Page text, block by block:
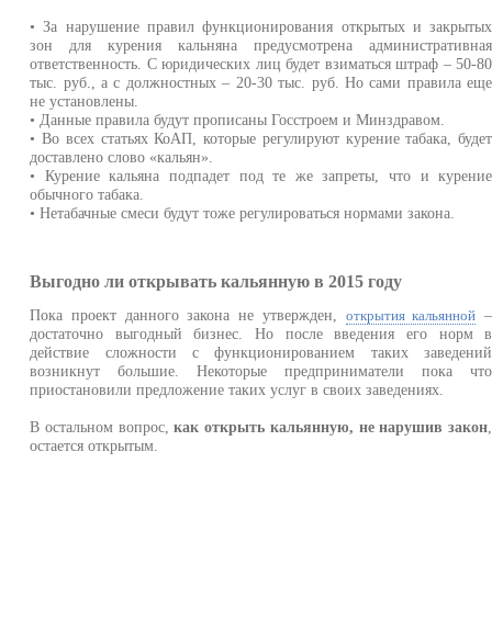
• За нарушение правил функционирования открытых и закрытых
зон для курения кальняна предусмотрена административная
ответственность. С юридических лиц будет взиматься штраф – 50-80
тыс. руб., а с должностных – 20-30 тыс. руб. Но сами правила еще
не установлены.
• Данные правила будут прописаны Госстроем и Минздравом.
• Во всех статьях КоАП, которые регулируют курение табака, будет
доставлено слово «кальян».
• Курение кальяна подпадет под те же запреты, что и курение
обычного табака.
• Нетабачные смеси будут тоже регулироваться нормами закона.
Выгодно ли открывать кальянную в 2015 году
Пока проект данного закона не утвержден, открытия кальянной –
достаточно выгодный бизнес. Но после введения его норм в
действие сложности с функционированием таких заведений
возникнут большие. Некоторые предприниматели пока что
приостановили предложение таких услуг в своих заведениях.
В остальном вопрос,как открыть кальянную, не нарушив закон
остается открытым.